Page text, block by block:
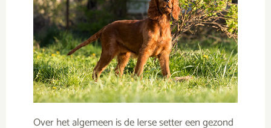
Over het algemeen is de Ierse setter een gezond